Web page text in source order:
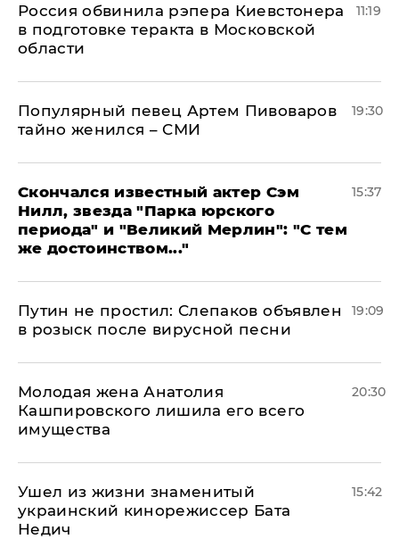
Россия обвинила рэпера Киевстонера
в подготовке теракта в Московской
области
11:19
Популярный певец Артем Пивоваров
тайно женился – СМИ
19:30
Скончался известный актер Сэм
Нилл, звезда "Парка юрского
периода" и "Великий Мерлин": "С тем
же достоинством..."
15:37
Путин не простил: Слепаков объявлен
в розыск после вирусной песни
19:09
Молодая жена Анатолия
Кашпировского лишила его всего
имущества
20:30
Ушел из жизни знаменитый
украинский кинорежиссер Бата
Недич
15:42